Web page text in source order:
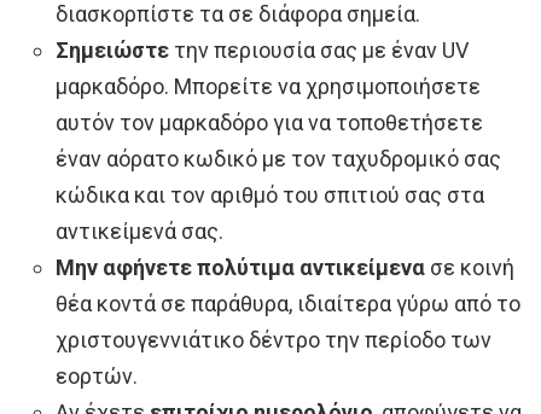
διασκορπίστε τα σε διάφορα σημεία.
Σημειώστε την περιουσία σας με έναν UV
μαρκαδόρο. Μπορείτε να χρησιμοποιήσετε
αυτόν τον μαρκαδόρο για να τοποθετήσετε
έναν αόρατο κωδικό με τον ταχυδρομικό σας
κώδικα και τον αριθμό του σπιτιού σας στα
αντικείμενά σας.
Μην αφήνετε πολύτιμα αντικείμενα σε κοινή
θέα κοντά σε παράθυρα, ιδιαίτερα γύρω από το
χριστουγεννιάτικο δέντρο την περίοδο των
εορτών.